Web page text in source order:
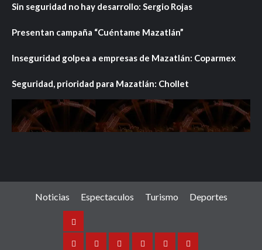
Sin seguridad no hay desarrollo: Sergio Rojas
Presentan campaña “Cuéntame Mazatlán”
Inseguridad golpea a empresas de Mazatlán: Coparmex
Seguridad, prioridad para Mazatlán: Chollet
Noticias Espectaculos Turismo Deportes
Noticias